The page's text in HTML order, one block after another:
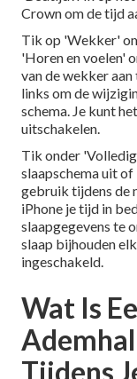
Crown om de tijd
Tik op 'Wekker'
'Horen en voelen'
van de wekker
links om de
schema. Je kunt
uitschakelen.
Tik onder 'Volledig
slaapschema uit of
gebruik tijdens de
iPhone je tijd in
slaapgegevens te
slaap bijhouden
ingeschakeld.
Wat Is
Tijdens